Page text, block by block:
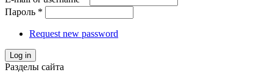
Пароль *
Request new password
Log in
Разделы сайта